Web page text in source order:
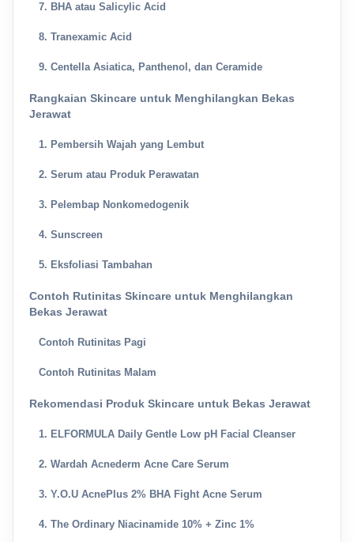
7. BHA atau Salicylic Acid
8. Tranexamic Acid
9. Centella Asiatica, Panthenol, dan Ceramide
Rangkaian Skincare untuk Menghilangkan Bekas
Jerawat
1. Pembersih Wajah yang Lembut
2. Serum atau Produk Perawatan
3. Pelembap Nonkomedogenik
4. Sunscreen
5. Eksfoliasi Tambahan
Contoh Rutinitas Skincare untuk Menghilangkan
Bekas Jerawat
Contoh Rutinitas Pagi
Contoh Rutinitas Malam
Rekomendasi Produk Skincare untuk Bekas Jerawat
1. ELFORMULA Daily Gentle Low pH Facial Cleanser
2. Wardah Acnederm Acne Care Serum
3. Y.O.U AcnePlus 2% BHA Fight Acne Serum
4. The Ordinary Niacinamide 10% + Zinc 1%